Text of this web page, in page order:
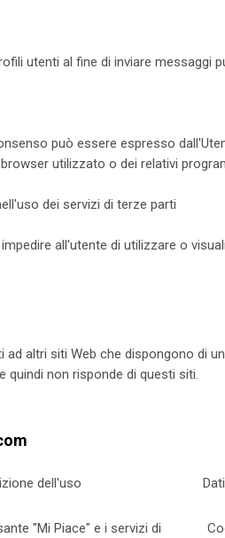
utenti al fine di inviare messaggi
può essere espresso
utilizzato o dei relativi
dei servizi di terze parti
all'utente di utilizzare o
altri siti Web che dispongono di
quindi non risponde di questi siti.
dell'uso
"Mi Piace" e i servizi di